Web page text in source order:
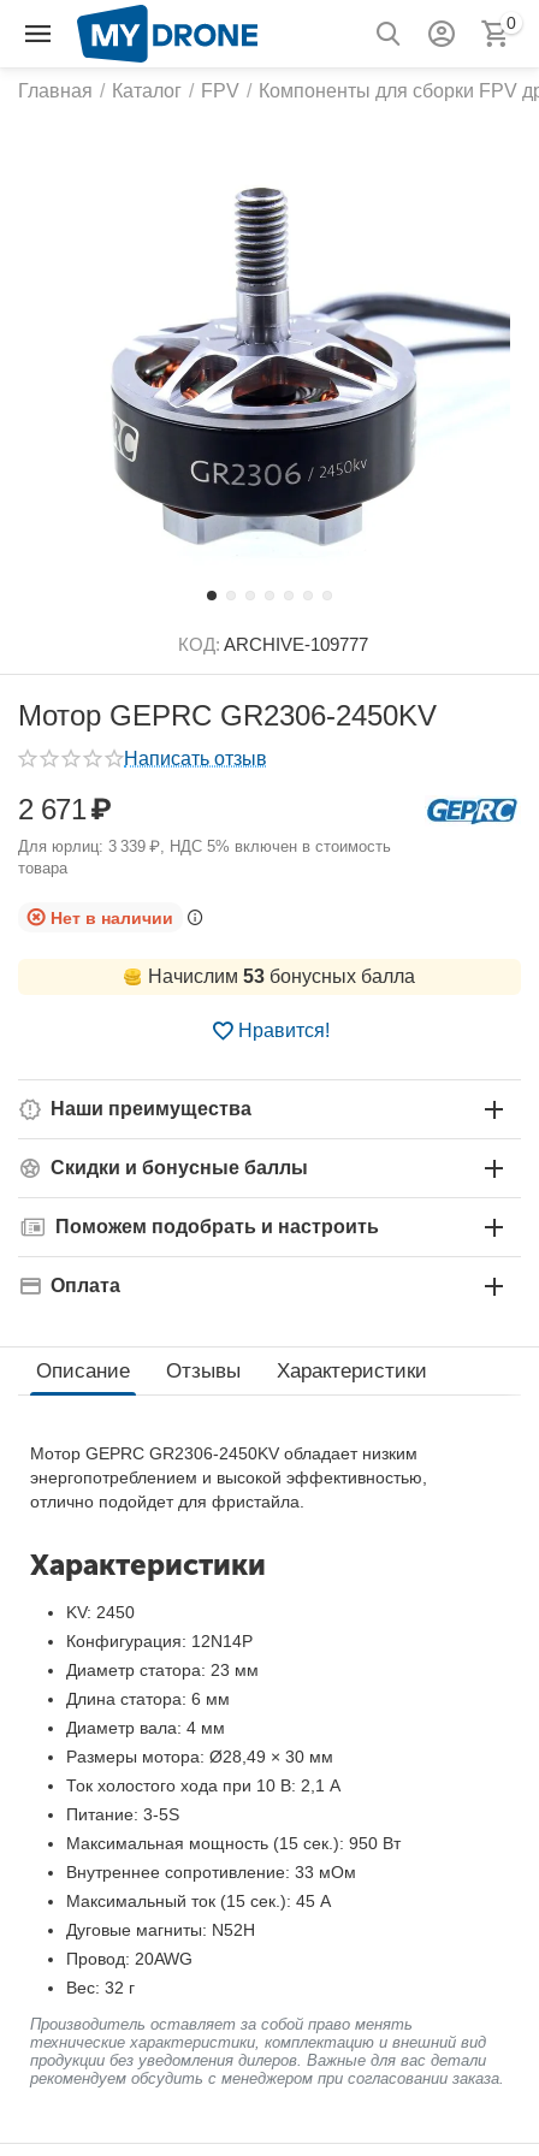
0
Главная / Каталог / FPV / Компоненты для сборки FPV
КОД: ARCHIVE-109777
Мотор GEPRC GR2306-2450KV
Написать отзыв
2 671₽
Для юрлиц: 3 339 ₽, НДС 5% включен в стоимость
товара
Нет в наличии
Начислим 53 бонусных балла
Нравится!
Наши преимущества
Скидки и бонусные баллы
Поможем подобрать и настроить
Оплата
Описание Отзывы Характеристики
Мотор GEPRC GR2306-2450KV обладает низким
энергопотреблением и высокой эффективностью,
отлично подойдет для фристайла.
Характеристики
KV: 2450
Конфигурация: 12N14P
Диаметр статора: 23 мм
Длина статора: 6 мм
Диаметр вала: 4 мм
Размеры мотора: Ø28,49 × 30 мм
Ток холостого хода при 10 В: 2,1 A
Питание: 3-5S
Максимальная мощность (15 сек.): 950 Вт
Внутреннее сопротивление: 33 мОм
Максимальный ток (15 сек.): 45 А
Дуговые магниты: N52H
Провод: 20AWG
Вес: 32 г
Производитель оставляет за собой право менять
технические характеристики, комплектацию и внешний вид
продукции без уведомления дилеров. Важные для вас детали
рекомендуем обсудить с менеджером при согласовании заказа.